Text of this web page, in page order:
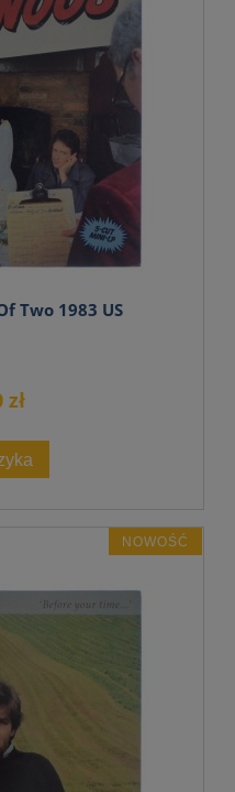
Two 1983 US
zł
NOWOŚĆ